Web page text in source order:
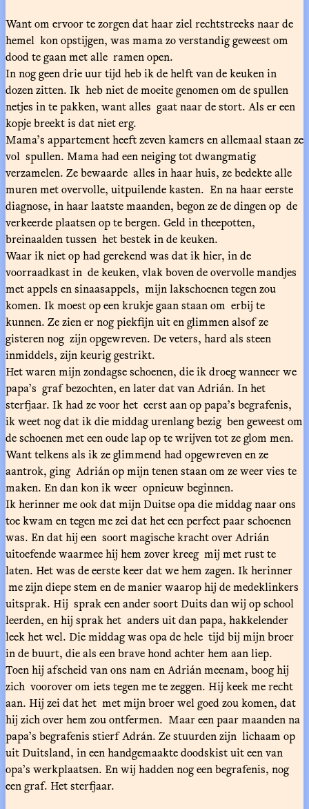
Want om ervoor te zorgen dat haar ziel rechtstreeks naar de
hemel kon opstijgen, was mama zo verstandig geweest om
dood te gaan met alle ramen open.
In nog geen drie uur tijd heb ik de helft van de keuken in
dozen zitten. Ik heb niet de moeite genomen om de spullen
netjes in te pakken, want alles gaat naar de stort. Als er een
kopje breekt is dat niet erg.
Mama’s appartement heeft zeven kamers en allemaal staan ze
vol spullen. Mama had een neiging tot dwangmatig
verzamelen. Ze bewaarde alles in haar huis, ze bedekte alle
muren met overvolle, uitpuilende kasten. En na haar eerste
diagnose, in haar laatste maanden, begon ze de dingen op de
verkeerde plaatsen op te bergen. Geld in theepotten,
breinaalden tussen het bestek in de keuken.
Waar ik niet op had gerekend was dat ik hier, in de
voorraadkast in de keuken, vlak boven de overvolle mandjes
met appels en sinaasappels, mijn lakschoenen tegen zou
komen. Ik moest op een krukje gaan staan om erbij te
kunnen. Ze zien er nog piekfijn uit en glimmen alsof ze
gisteren nog zijn opgewreven. De veters, hard als steen
inmiddels, zijn keurig gestrikt.
Het waren mijn zondagse schoenen, die ik droeg wanneer we
papa’s graf bezochten, en later dat van Adrián. In het
sterfjaar. Ik had ze voor het eerst aan op papa’s begrafenis,
ik weet nog dat ik die middag urenlang bezig ben geweest om
de schoenen met een oude lap op te wrijven tot ze glom men.
Want telkens als ik ze glimmend had opgewreven en ze
aantrok, ging Adrián op mijn tenen staan om ze weer vies te
maken. En dan kon ik weer opnieuw beginnen.
Ik herinner me ook dat mijn Duitse opa die middag naar ons
toe kwam en tegen me zei dat het een perfect paar schoenen
was. En dat hij een soort magische kracht over Adrián
uitoefende waarmee hij hem zover kreeg mij met rust te
laten. Het was de eerste keer dat we hem zagen. Ik herinner
me zijn diepe stem en de manier waarop hij de medeklinkers
uitsprak. Hij sprak een ander soort Duits dan wij op school
leerden, en hij sprak het anders uit dan papa, hakkelender
leek het wel. Die middag was opa de hele tijd bij mijn broer
in de buurt, die als een brave hond achter hem aan liep.
Toen hij afscheid van ons nam en Adrián meenam, boog hij
zich voorover om iets tegen me te zeggen. Hij keek me recht
aan. Hij zei dat het met mijn broer wel goed zou komen, dat
hij zich over hem zou ontfermen. Maar een paar maanden na
papa’s begrafenis stierf Adrán. Ze stuurden zijn lichaam op
uit Duitsland, in een handgemaakte doodskist uit een van
opa’s werkplaatsen. En wij hadden nog een begrafenis, nog
een graf. Het sterfjaar.